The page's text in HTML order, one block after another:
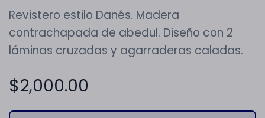
Revistero estilo Danés. Madera
contrachapada de abedul. Diseño con 2
láminas cruzadas y agarraderas caladas.
$2,000.00